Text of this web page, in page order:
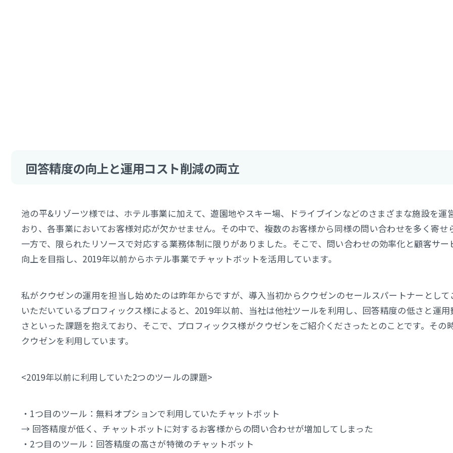
回答精度の向上と運用コスト削減の両立
池の平&リゾーツ様では、ホテル事業に加えて、遊園地やスキー場、ドライブインなどのさまざまな施設を運
おり、各事業においてお客様対応が欠かせません。その中で、複数のお客様から同様の問い合わせを多く寄せ
一方で、限られたリソースで対応する業務体制に限りがありました。そこで、問い合わせの効率化と顧客サー
向上を目指し、2019年以前からホテル事業でチャットボットを活用しています。
私がクウゼンの運用を担当し始めたのは昨年からですが、導入当初からクウゼンのセールスパートナーとして
いただいているプロフィックス様によると、2019年以前、当社は他社ツールを利用し、回答精度の低さと運
さといった課題を抱えており、そこで、プロフィックス様がクウゼンをご紹介くださったとのことです。その
クウゼンを利用しています。
<2019年以前に利用していた2つのツールの課題>
・1つ目のツール：無料オプションで利用していたチャットボット
→ 回答精度が低く、チャットボットに対するお客様からの問い合わせが増加してしまった
・2つ目のツール：回答精度の高さが特徴のチャットボット